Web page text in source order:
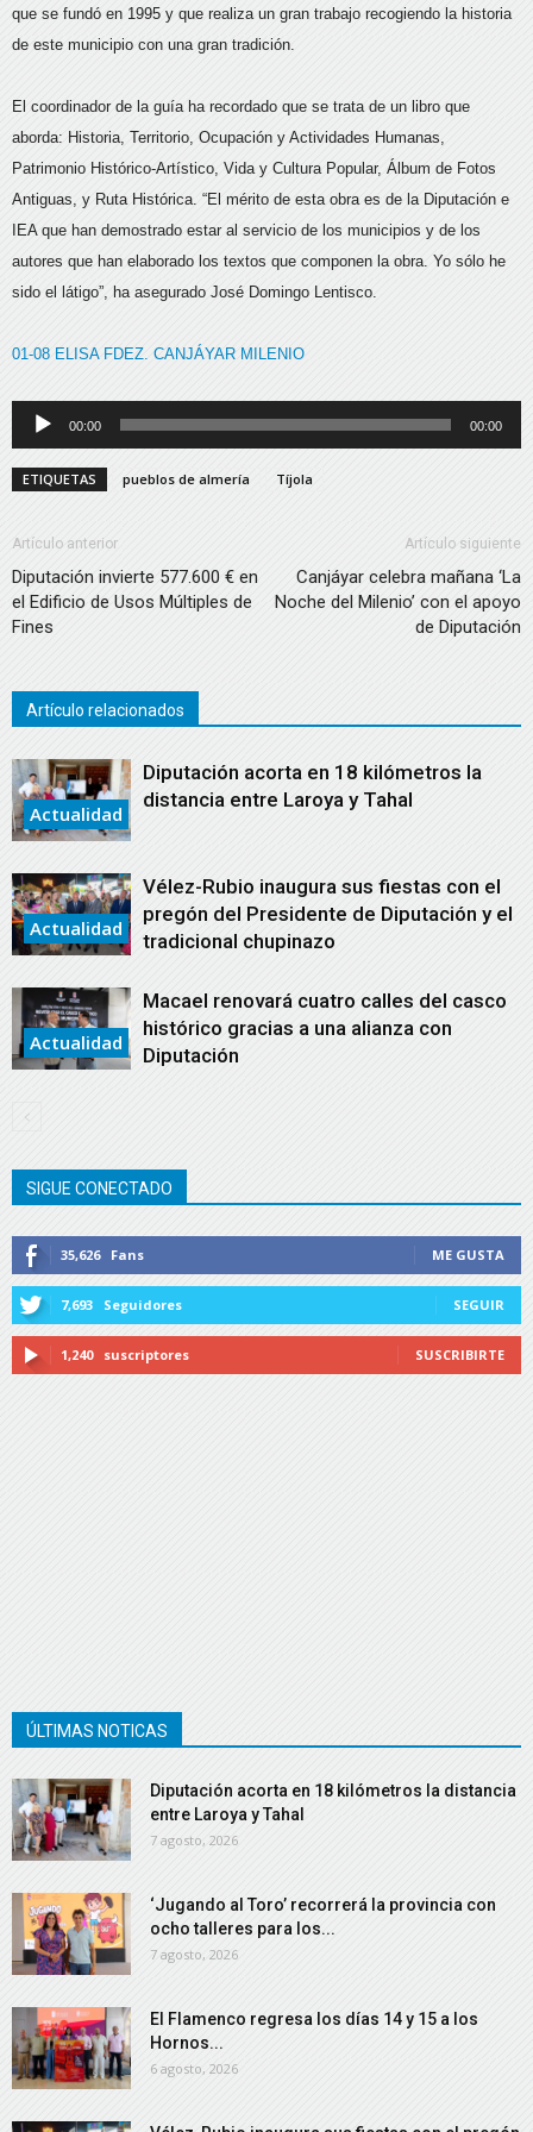
que se fundó en 1995 y que realiza un gran trabajo recogiendo la historia
de este municipio con una gran tradición.
El coordinador de la guía ha recordado que se trata de un libro que
aborda: Historia, Territorio, Ocupación y Actividades Humanas,
Patrimonio Histórico-Artístico, Vida y Cultura Popular, Álbum de Fotos
Antiguas, y Ruta Histórica. “El mérito de esta obra es de la Diputación e
IEA que han demostrado estar al servicio de los municipios y de los
autores que han elaborado los textos que componen la obra. Yo sólo he
sido el látigo”, ha asegurado José Domingo Lentisco.
01-08 ELISA FDEZ. CANJÁYAR MILENIO
Reproductor
de
audio
00:00 00:00
ETIQUETAS pueblos de almería Tíjola
Artículo anterior
Diputación invierte 577.600 € en
el Edificio de Usos Múltiples de
Fines
Artículo siguiente
Canjáyar celebra mañana ‘La
Noche del Milenio’ con el apoyo
de Diputación
Artículo relacionados
Actualidad
Diputación acorta en 18 kilómetros la
distancia entre Laroya y Tahal
Actualidad
Vélez-Rubio inaugura sus fiestas con el
pregón del Presidente de Diputación y el
tradicional chupinazo
Actualidad
Macael renovará cuatro calles del casco
histórico gracias a una alianza con
Diputación
SIGUE CONECTADO
35,626 Fans ME GUSTA
7,693 Seguidores SEGUIR
1,240 suscriptores SUSCRIBIRTE
ÚLTIMAS NOTICAS
Diputación acorta en 18 kilómetros la distancia
entre Laroya y Tahal
7 agosto, 2026
‘Jugando al Toro’ recorrerá la provincia con
ocho talleres para los...
7 agosto, 2026
El Flamenco regresa los días 14 y 15 a los
Hornos...
6 agosto, 2026